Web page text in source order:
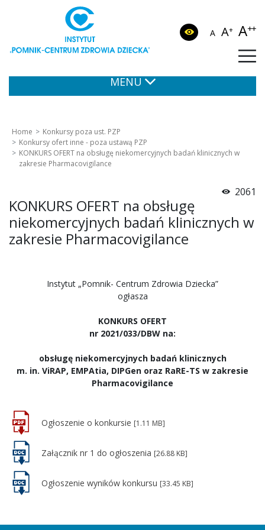
A A+ A++
MENU
Home
Konkursy poza ust. PZP
Konkursy ofert inne - poza ustawą PZP
KONKURS OFERT na obsługę niekomercyjnych badań klinicznych w
zakresie Pharmacovigilance
2061
KONKURS OFERT na obsługę
niekomercyjnych badań klinicznych w
zakresie Pharmacovigilance
Instytut „Pomnik- Centrum Zdrowia Dziecka”
ogłasza
KONKURS OFERT
nr 2021/033/DBW na:
obsługę niekomercyjnych badań klinicznych
m. in. ViRAP, EMPAtia, DIPGen oraz RaRE-TS w zakresie
Pharmacovigilance
Ogłoszenie o konkursie [1.11 MB]
Załącznik nr 1 do ogłoszenia [26.88 KB]
Ogłoszenie wyników konkursu [33.45 KB]